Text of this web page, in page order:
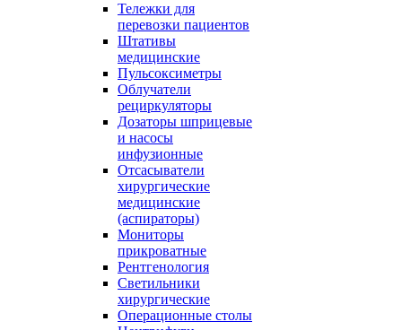
Тележки для
перевозки пациентов
Штативы
медицинские
Пульсоксиметры
Облучатели
рециркуляторы
Дозаторы шприцевые
и насосы
инфузионные
Отсасыватели
хирургические
медицинские
(аспираторы)
Мониторы
прикроватные
Рентгенология
Светильники
хирургические
Операционные столы